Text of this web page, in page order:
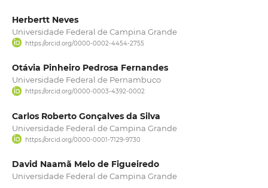
Herbertt Neves
Universidade Federal de Campina Grande
https://orcid.org/0000-0002-4454-2755
Otávia Pinheiro Pedrosa Fernandes
Universidade Federal de Pernambuco
https://orcid.org/0000-0003-4392-0002
Carlos Roberto Gonçalves da Silva
Universidade Federal de Campina Grande
https://orcid.org/0000-0001-7129-9730
David Naamã Melo de Figueiredo
Universidade Federal de Campina Grande